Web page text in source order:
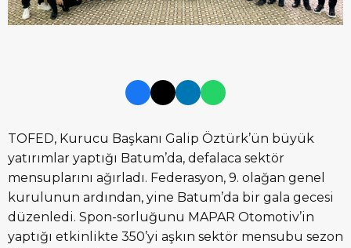
TOFED, Kurucu Başkanı Galip Öztürk’ün büyük
yatırımlar yaptığı Batum’da, defalaca sektör
mensuplarını ağırladı. Federasyon, 9. olağan genel
kurulunun ardından, yine Batum’da bir gala gecesi
düzenledi. Spon-sorluğunu MAPAR Otomotiv’in
yaptığı etkinlikte 350’yi aşkın sektör mensubu sezon